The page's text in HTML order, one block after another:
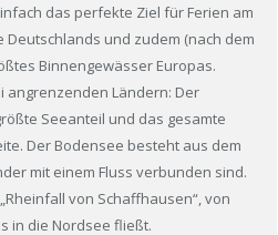
das perfekte Ziel für Ferien am
und zudem (nach dem
Binnengewässer Europas.
angrenzenden Ländern: Der
Seeanteil und das gesamte
Der Bodensee besteht aus dem
mit einem Fluss verbunden sind.
von Schaffhausen“, von
in die Nordsee fließt.